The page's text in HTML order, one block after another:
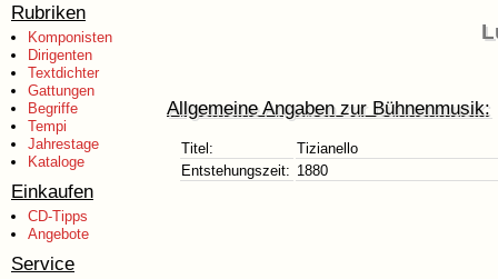
Rubriken
Komponisten
Dirigenten
Textdichter
Gattungen
Begriffe
Tempi
Jahrestage
Kataloge
Einkaufen
CD-Tipps
Angebote
Service
Allgemeine Angaben zur Bühnenmusik:
Titel:
Tizianello
Entstehungszeit: 1880